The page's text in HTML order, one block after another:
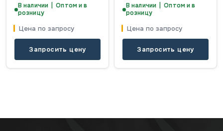
В наличии | Оптом и в
розницу
Цена по запросу
Запросить цену
В наличии | Оптом и в
розницу
Цена по запросу
Запросить цену